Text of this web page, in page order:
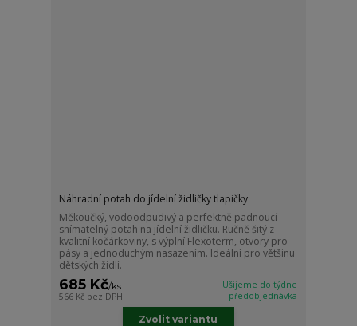
Náhradní potah do jídelní židličky tlapičky
Měkoučký, vodoodpudivý a perfektně padnoucí
snímatelný potah na jídelní židličku. Ručně šitý z
kvalitní kočárkoviny, s výplní Flexoterm, otvory pro
pásy a jednoduchým nasazením. Ideální pro většinu
dětských židlí.
685 Kč/ks
566 Kč bez DPH
Ušijeme do týdne
předobjednávka
Zvolit variantu